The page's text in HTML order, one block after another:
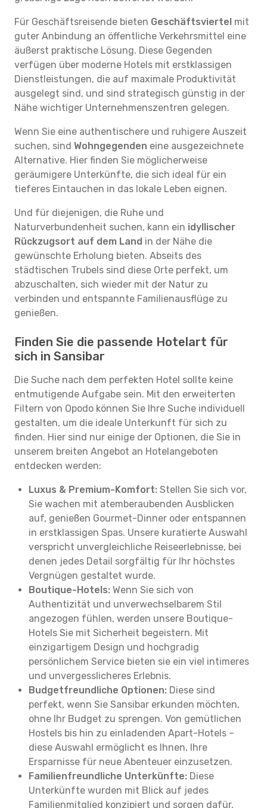
Für Geschäftsreisende bieten Geschäftsviertel mit
guter Anbindung an öffentliche Verkehrsmittel eine
äußerst praktische Lösung. Diese Gegenden
verfügen über moderne Hotels mit erstklassigen
Dienstleistungen, die auf maximale Produktivität
ausgelegt sind, und sind strategisch günstig in der
Nähe wichtiger Unternehmenszentren gelegen.
Wenn Sie eine authentischere und ruhigere Auszeit
suchen, sind Wohngegenden eine ausgezeichnete
Alternative. Hier finden Sie möglicherweise
geräumigere Unterkünfte, die sich ideal für ein
tieferes Eintauchen in das lokale Leben eignen.
Und für diejenigen, die Ruhe und
Naturverbundenheit suchen, kann ein idyllischer
Rückzugsort auf dem Land in der Nähe die
gewünschte Erholung bieten. Abseits des
städtischen Trubels sind diese Orte perfekt, um
abzuschalten, sich wieder mit der Natur zu
verbinden und entspannte Familienausflüge zu
genießen.
Finden Sie die passende Hotelart für
sich in Sansibar
Die Suche nach dem perfekten Hotel sollte keine
entmutigende Aufgabe sein. Mit den erweiterten
Filtern von Opodo können Sie Ihre Suche individuell
gestalten, um die ideale Unterkunft für sich zu
finden. Hier sind nur einige der Optionen, die Sie in
unserem breiten Angebot an Hotelangeboten
entdecken werden:
Luxus & Premium-Komfort: Stellen Sie sich vor,
Sie wachen mit atemberaubenden Ausblicken
auf, genießen Gourmet-Dinner oder entspannen
in erstklassigen Spas. Unsere kuratierte Auswahl
verspricht unvergleichliche Reiseerlebnisse, bei
denen jedes Detail sorgfältig für Ihr höchstes
Vergnügen gestaltet wurde.
Boutique-Hotels: Wenn Sie sich von
Authentizität und unverwechselbarem Stil
angezogen fühlen, werden unsere Boutique-
Hotels Sie mit Sicherheit begeistern. Mit
einzigartigem Design und hochgradig
persönlichem Service bieten sie ein viel intimeres
und unvergesslicheres Erlebnis.
Budgetfreundliche Optionen: Diese sind
perfekt, wenn Sie Sansibar erkunden möchten,
ohne Ihr Budget zu sprengen. Von gemütlichen
Hostels bis hin zu einladenden Apart-Hotels –
diese Auswahl ermöglicht es Ihnen, Ihre
Ersparnisse für neue Abenteuer einzusetzen.
Familienfreundliche Unterkünfte: Diese
Unterkünfte wurden mit Blick auf jedes
Familienmitglied konzipiert und sorgen dafür,